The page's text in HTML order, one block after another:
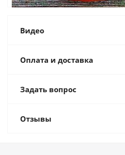
Видео
Оплата и доставка
Задать вопрос
Отзывы